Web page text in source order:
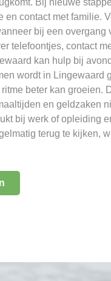
en contact met familie.
bij een overgang
telefoontjes, contact
kan hulp bij
wordt in Lingewaard
beter kan groeien.
en geldzaken
bij werk of opleiding
terug te kijken,